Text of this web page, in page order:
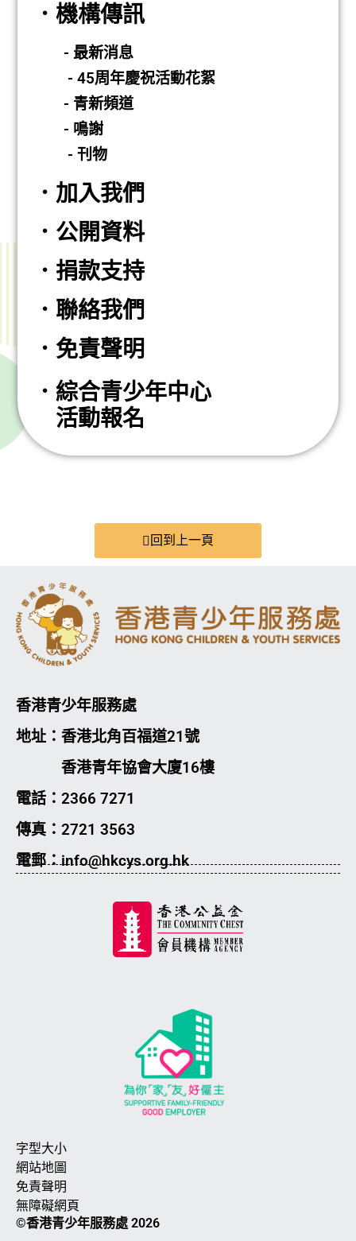
．機構傳訊
- 最新消息
- 45周年慶祝活動花絮
- 青新頻道
- 鳴謝
- 刊物
．加入我們
．公開資料
．捐款支持
．聯絡我們
．免責聲明
．綜合青少年中心
活動報名
回到上一頁
香港青少年服務處
地址：香港北角百福道21號
香港青年協會大廈16樓
電話：2366 7271
傳真：2721 3563
電郵：info@hkcys.org.hk
字型大小
網站地圖
免責聲明
無障礙網頁
©香港青少年服務處 2026